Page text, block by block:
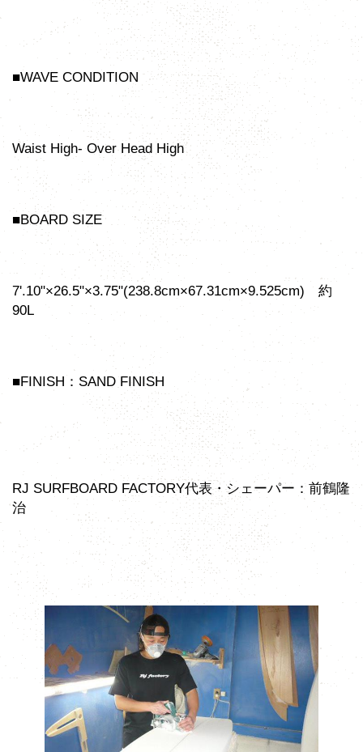
■WAVE CONDITION
Waist High- Over Head High
■BOARD SIZE
7'.10"×26.5"×3.75"(238.8cm×67.31cm×9.525cm) 約
90L
■FINISH：SAND FINISH
RJ SURFBOARD FACTORY代表・シェーパー：前鶴隆
治